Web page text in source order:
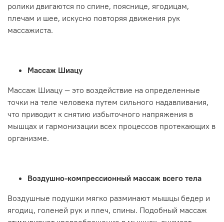
ролики двигаются по спине, пояснице, ягодицам,
плечам и шее, искусно повторяя движения рук
массажиста.
Массаж Шиацу
Массаж Шиацу — это воздействие на определенные
точки на теле человека путем сильного надавливания,
что приводит к снятию избыточного напряжения в
мышцах и гармонизации всех процессов протекающих в
организме.
Воздушно-компрессионный массаж всего тела
Воздушные подушки мягко разминают мышцы бедер и
ягодиц, голеней рук и плеч, спины. Подобный массаж